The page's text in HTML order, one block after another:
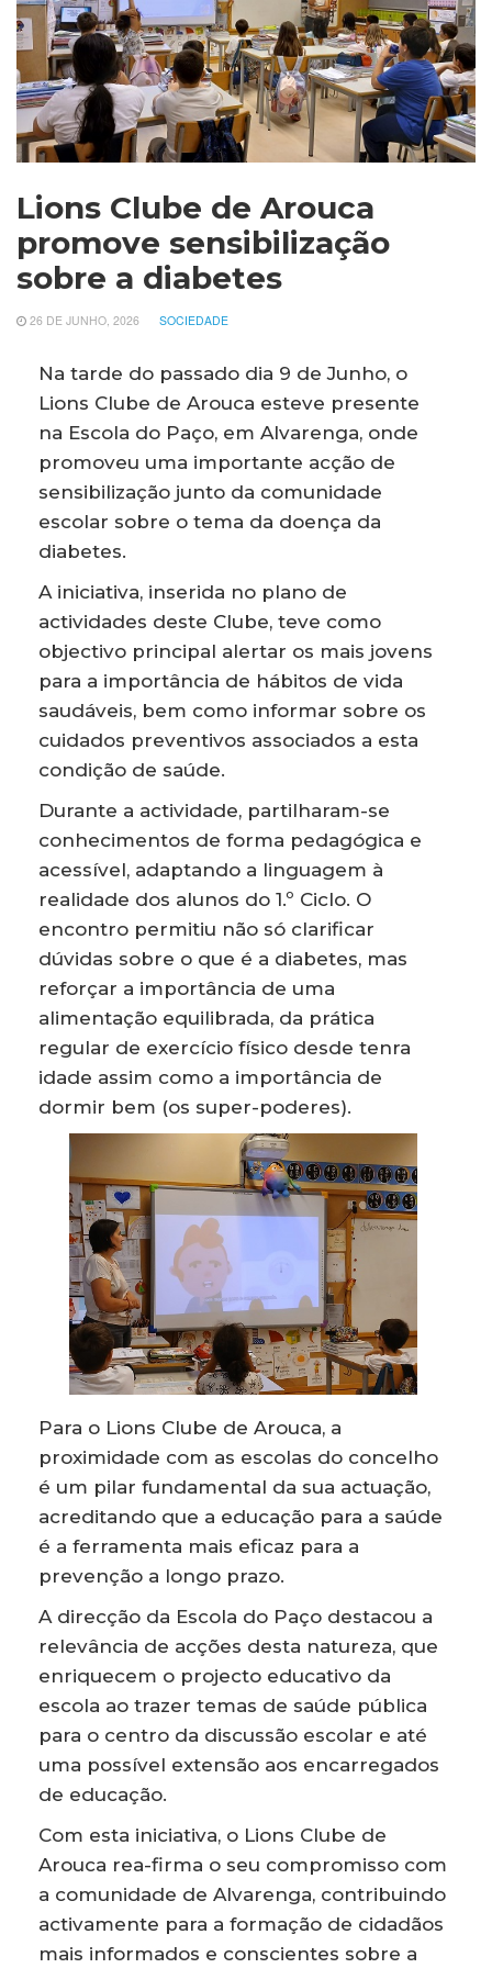
Lions Clube de Arouca
promove sensibilização
sobre a diabetes
26 DE JUNHO, 2026 SOCIEDADE
Na tarde do passado dia 9 de Junho, o
Lions Clube de Arouca esteve presente
na Escola do Paço, em Alvarenga, onde
promoveu uma importante acção de
sensibilização junto da comunidade
escolar sobre o tema da doença da
diabetes.
A iniciativa, inserida no plano de
actividades deste Clube, teve como
objectivo principal alertar os mais jovens
para a importância de hábitos de vida
saudáveis, bem como informar sobre os
cuidados preventivos associados a esta
condição de saúde.
Durante a actividade, partilharam-se
conhecimentos de forma pedagógica e
acessível, adaptando a linguagem à
realidade dos alunos do 1.º Ciclo. O
encontro permitiu não só clarificar
dúvidas sobre o que é a diabetes, mas
reforçar a importância de uma
alimentação equilibrada, da prática
regular de exercício físico desde tenra
idade assim como a importância de
dormir bem (os super-poderes).
Para o Lions Clube de Arouca, a
proximidade com as escolas do concelho
é um pilar fundamental da sua actuação,
acreditando que a educação para a saúde
é a ferramenta mais eficaz para a
prevenção a longo prazo.
A direcção da Escola do Paço destacou a
relevância de acções desta natureza, que
enriquecem o projecto educativo da
escola ao trazer temas de saúde pública
para o centro da discussão escolar e até
uma possível extensão aos encarregados
de educação.
Com esta iniciativa, o Lions Clube de
Arouca rea-firma o seu compromisso com
a comunidade de Alvarenga, contribuindo
activamente para a formação de cidadãos
mais informados e conscientes sobre a